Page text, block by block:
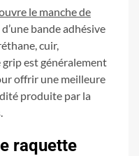
le manche de
d’une bande adhésive
cuir,
est généralement
offrir une meilleure
produite par la
raquette